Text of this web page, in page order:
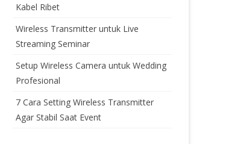
Kabel Ribet
Wireless Transmitter untuk Live
Streaming Seminar
Setup Wireless Camera untuk Wedding
Profesional
7 Cara Setting Wireless Transmitter
Agar Stabil Saat Event